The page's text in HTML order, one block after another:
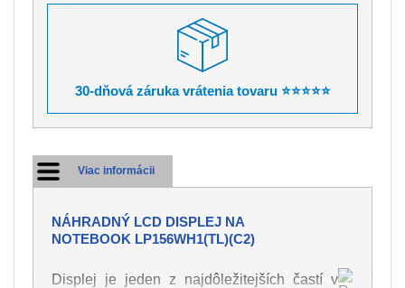
30-dňová záruka vrátenia tovaru ⭐⭐⭐⭐⭐
Viac informácii
NÁHRADNÝ LCD DISPLEJ NA
NOTEBOOK LP156WH1(TL)(C2)
Displej je jeden z najdôležitejších častí v